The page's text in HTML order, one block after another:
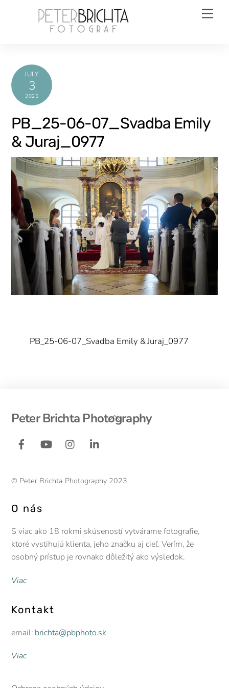
JULY
3
2025
PB_25-06-07_Svadba Emily
& Juraj_0977
PB_25-06-07_Svadba Emily & Juraj_0977
Back
To
Peter Brichta Photography
FacebookYouTube Instagram
© Peter Brichta Photography 2023
O nás
S viac ako 18 rokmi skúseností vytvárame fotografie,
ktoré vystihujú klienta, jeho značku aj cieľ. Verím, že
osobný prístup je rovnako dôležitý ako výsledok.
Viac
Kontakt
email: brichta@pbphoto.sk
Viac